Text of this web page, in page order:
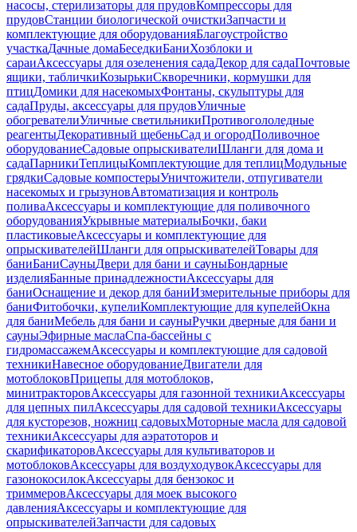
насосы, стерилизаторы для прудовКомпрессоры для
прудовСтанции биологической очисткиЗапчасти и
комплектующие для оборудованияБлагоустройство
участкаДачные домаБеседкиБаниХозблоки и
сараиАксессуары для озеленения садаДекор для садаПочтовые
ящики, табличкиКозырькиСкворечники, кормушки для
птицДомики для насекомыхФонтаны, скульптуры для
садаПруды, аксессуары для прудовУличные
обогревателиУличные светильникиПротивогололедные
реагентыДекоративный щебеньСад и огородПоливочное
оборудованиеСадовые опрыскивателиШланги для дома и
садаПарникиТеплицыКомплектующие для теплицМодульные
грядкиСадовые компостерыУничтожители, отпугиватели
насекомых и грызуновАвтоматизация и контроль
поливаАксессуары и комплектующие для поливочного
оборудованияУкрывные материалыБочки, баки
пластиковыеАксессуары и комплектующие для
опрыскивателейШланги для опрыскивателейТовары для
баниБаниСауныДвери для бани и сауныБондарные
изделияБанные принадлежностиАксессуары для
баниОснащение и декор для баниИзмерительные приборы для
баниФитобочки, купелиКомплектующие для купелейОкна
для баниМебель для бани и сауныРучки дверные для бани и
сауныЭфирные маслаСпа-бассейны с
гидромассажемАксессуары и комплектующие для садовой
техникиНавесное оборудованиеДвигатели для
мотоблоковПрицепы для мотоблоков,
минитракторовАксессуары для газонной техникиАксессуары
для цепных пилАксессуары для садовой техникиАксессуары
для кусторезов, ножниц садовыхМоторные масла для садовой
техникиАксессуары для аэратоторов и
скарификаторовАксессуары для культиваторов и
мотоблоковАксессуары для воздуходувокАксессуары для
газонокосилокАксессуары для бензокос и
триммеровАксессуары для моек высокого
давленияАксессуары и комплектующие для
опрыскивателейЗапчасти для садовых